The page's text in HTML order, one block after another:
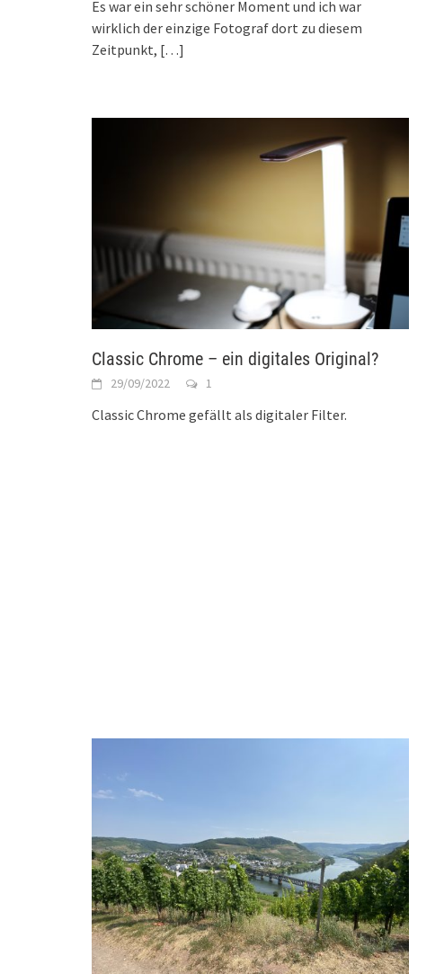
Es war ein sehr schöner Moment und ich war
wirklich der einzige Fotograf dort zu diesem
Zeitpunkt, […]
Classic Chrome – ein digitales Original?
29/09/2022 1
Classic Chrome gefällt als digitaler Filter.